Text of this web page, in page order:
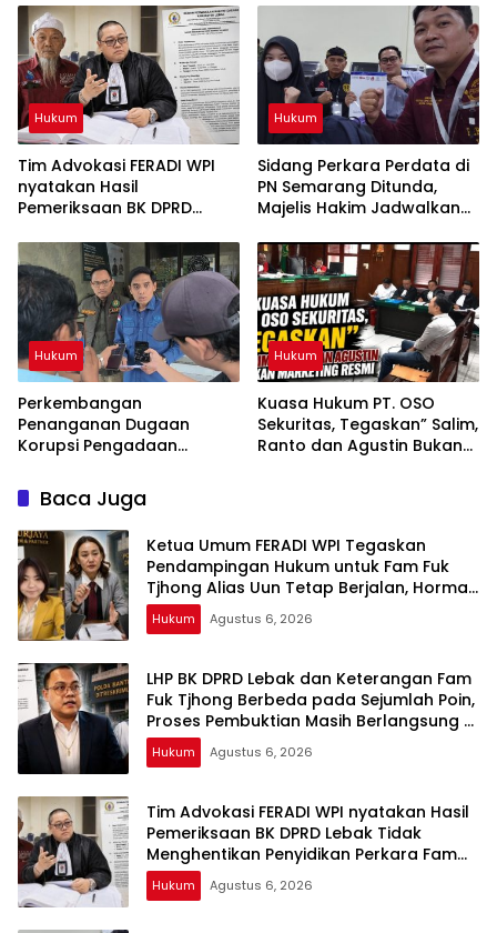
Berjalan, Hormati Proses
Penyidikan dan Hasil
Pemeriksaan BK
Pembuktian Masih
Berlangsung di Polda
Banten ujar Revan FERADI
WPI
Hukum
Tim Advokasi FERADI WPI
nyatakan Hasil
Pemeriksaan BK DPRD
Penyidikan Perkara Fam
Fuk Tjhong alias Eyang Uun
Hukum
Sidang Perkara Perdata di
PN Semarang Ditunda,
Majelis Hakim Jadwalkan
Tergugat
Hukum
Perkembangan
Penanganan Dugaan
Korupsi Pengadaan
LPP RRI, Kejari Depok
Tetapkan Satu Tersangka
Baru
Hukum
Kuasa Hukum PT. OSO
Sekuritas, Tegaskan” Salim,
Ranto dan Agustin Bukan
Baca Juga
Ketua Umum FERADI WPI Tegaskan
Pendampingan Hukum untuk Fam Fuk
Tjhong Alias Uun Tetap Berjalan, Hormati
Proses Penyidikan dan Hasil Pemeriksaan
BK
Hukum Agustus 6, 2026
LHP BK DPRD Lebak dan Keterangan Fam
Fuk Tjhong Berbeda pada Sejumlah Poin,
Proses Pembuktian Masih Berlangsung di
Polda Banten ujar Revan FERADI WPI
Hukum Agustus 6, 2026
Tim Advokasi FERADI WPI nyatakan Hasil
Pemeriksaan BK DPRD Lebak Tidak
Menghentikan Penyidikan Perkara Fam
Fuk Tjhong alias Eyang Uun
Hukum Agustus 6, 2026